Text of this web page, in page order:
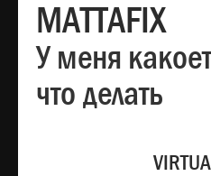
MATTAFIX
У меня
что делать